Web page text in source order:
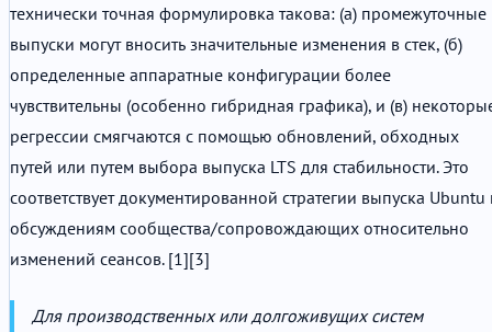
технически точная формулировка такова: (а) промежуточные
выпуски могут вносить значительные изменения в стек, (б)
определенные аппаратные конфигурации более
чувствительны (особенно гибридная графика), и (в)
регрессии смягчаются с помощью обновлений, обходных
путей или путем выбора выпуска LTS для стабильности. Это
соответствует документированной стратегии выпуска Ubuntu
обсуждениям сообщества/сопровождающих относительно
изменений сеансов. [1][3]
Для производственных или долгоживущих систем